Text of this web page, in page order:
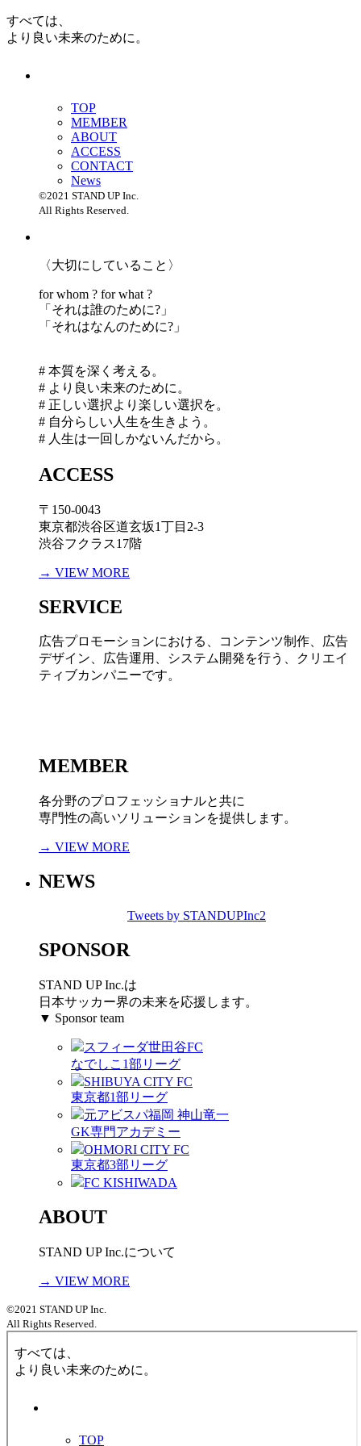
すべては、
より良い未来のために。
TOP
MEMBER
ABOUT
ACCESS
CONTACT
News
©2021 STAND UP Inc.
All Rights Reserved.
〈大切にしていること〉
for whom ? for what ?
「 それは誰のために?」
「 それはなんのために?」
# 本質を深く考える。
# より良い未来のために。
# 正しい選択より楽しい選択を。
# 自分らしい人生を生きよう。
# 人生は一回しかないんだから。
ACCESS
〒150-0043
東京都渋谷区道玄坂1丁目2-3
渋谷フクラス17階
→ VIEW MORE
SERVICE
広告プロモーションにおける、コンテンツ制作、広告
デザイン、広告運用、システム開発を行う、
クリエイ
ティブカンパニーです。
MEMBER
各分野のプロフェッショナルと共に
専門性の高いソリューションを提供します。
→ VIEW MORE
NEWS
Tweets by STANDUPInc2
SPONSOR
STAND UP Inc.は
日本サッカー界の未来を応援します。
▼ Sponsor team
スフィーダ世田谷FC
なでしこ1部リーグ
SHIBUYA CITY FC
東京都1部リーグ
元アビスパ福岡 神山竜一
GK専門アカデミー
OHMORI CITY FC
東京都3部リーグ
FC KISHIWADA
ABOUT
STAND UP Inc.について
→ VIEW MORE
©2021 STAND UP Inc.
All Rights Reserved.